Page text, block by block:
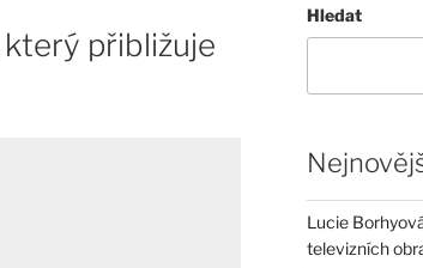
přibližuje
Hledat
Lucie
televizních